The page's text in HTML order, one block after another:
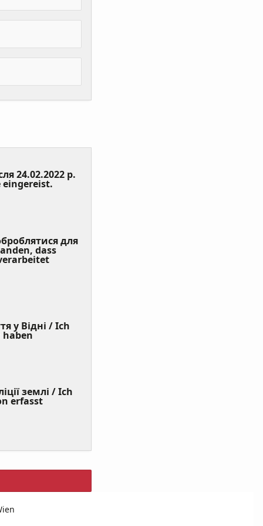
24.02.2022 р.
eingereist. (Value
для
dass
у Відні / Ich
(Value
землі / Ich
erfasst